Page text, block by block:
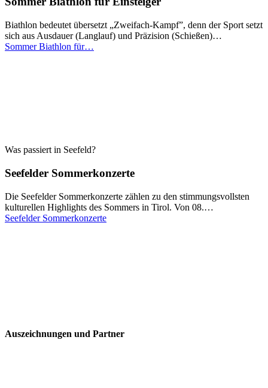
Biathlon bedeutet übersetzt „Zweifach-Kampf”, denn der Sport setzt
sich aus Ausdauer (Langlauf) und Präzision (Schießen)…
Sommer Biathlon für…
Was passiert in Seefeld?
Seefelder Sommerkonzerte
Die Seefelder Sommerkonzerte zählen zu den stimmungsvollsten
kulturellen Highlights des Sommers in Tirol. Von 08.…
Seefelder Sommerkonzerte
Auszeichnungen und Partner